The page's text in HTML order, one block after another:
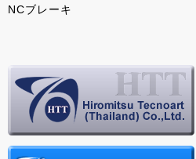
NCブレーキ